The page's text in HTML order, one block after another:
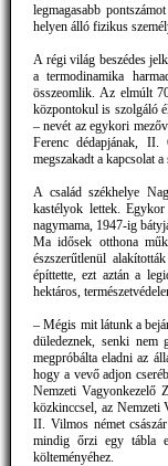
legmagasabb
helyen álló fizikus
A régi világ beszédes
a termodinamika
összeomlik. Az elmúlt
központokul is szolgáló
– nevét az egykori
Ferenc dédapjának,
megszakadt a kapcsolat
A család székhelye
kastélyok lettek.
nagymama, 1947-ig
Ma idősek otthona
észszerűtlenül
építtette, ezt aztán a
hektáros,
– Mégis mit látunk a
düledeznek, senki
megpróbálta eladni az
hogy a vevő adjon
Nemzeti Vagyonkezelő
közkinccsel, az Nemzeti
II. Vilmos német
mindig őrzi egy tábla
költeményéhez.